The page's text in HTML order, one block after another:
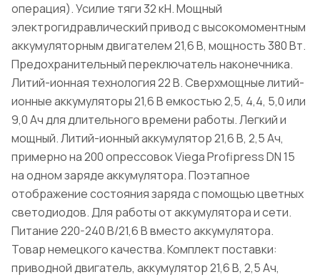
операция). Усилие тяги 32 кН. Мощный
электрогидравлический привод с высокомоментным
аккумуляторным двигателем 21,6 В, мощность 380 Вт.
Предохранительный переключатель наконечника.
Литий-ионная технология 22 В. Сверхмощные литий-
ионные аккумуляторы 21,6 В емкостью 2,5, 4,4, 5,0 или
9,0 Ач для длительного времени работы. Легкий и
мощный. Литий-ионный аккумулятор 21,6 В, 2,5 Ач,
примерно на 200 опрессовок Viega Profipress DN 15
на одном заряде аккумулятора. Поэтапное
отображение состояния заряда с помощью цветных
светодиодов. Для работы от аккумулятора и сети.
Питание 220-240 В/21,6 В вместо аккумулятора.
Товар немецкого качества. Комплект поставки:
приводной двигатель, аккумулятор 21,6 В, 2,5 Ач,